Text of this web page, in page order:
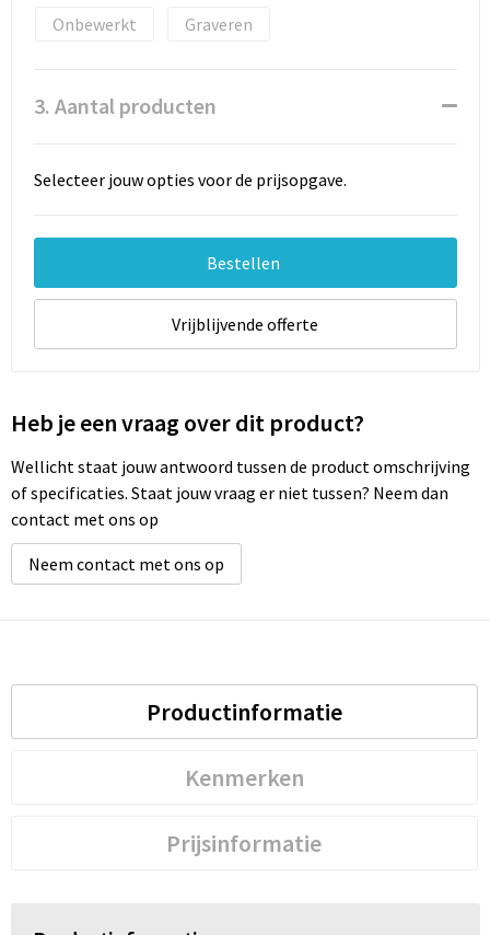
Onbewerkt
Graveren
3. Aantal producten
Selecteer jouw opties voor de prijsopgave.
Bestellen
Vrijblijvende offerte
Heb je een vraag over dit product?
Wellicht staat jouw antwoord tussen de product omschrijving
of specificaties. Staat jouw vraag er niet tussen? Neem dan
contact met ons op
Neem contact met ons op
Productinformatie
Kenmerken
Prijsinformatie